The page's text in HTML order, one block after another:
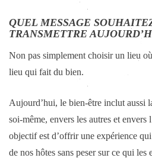
QUEL MESSAGE
TRANSMETTRE
Non pas simplement choisir un lieu
lieu qui fait du bien.
Aujourd’hui, le bien-être inclut aussi
soi-même, envers les autres et
objectif est d’offrir une expérience
de nos hôtes sans peser sur ce qui les